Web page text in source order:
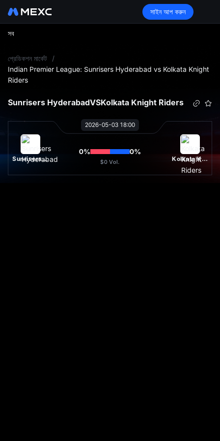
সাইন আপ করুন
সব
প্রেডিকশন মার্কেট
/
Indian Premier League: Sunrisers Hyderabad vs Kolkata Knight
Riders
Sunrisers HyderabadVSKolkata Knight Riders
2026-05-03 18:00
Sunrisers Hyderabad
0% 0%
$0 Vol. Kolkata Knight Riders